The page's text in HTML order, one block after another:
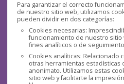
Para garantizar el correcto
de nuestro sitio web, utilizamos
pueden dividir en dos categorías:
Cookies necesarias:
funcionamiento de nuestro sitio
fines analíticos o de
Cookies analíticas: Relacionado
otras herramientas estadísticas
anonimato. Utilizamos estas
sitio web y facilitarte la
Redes